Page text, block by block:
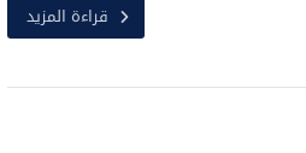
قراءة المزيد